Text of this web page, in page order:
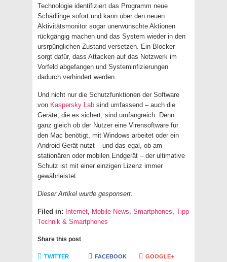
Technologie identifiziert das Programm neue
Schädlinge sofort und kann über den neuen
Aktivitätsmonitor sogar unerwünschte Aktionen
rückgängig machen und das System wieder in den
ursrpünglichen Zustand versetzen. Ein Blocker
sorgt dafür, dass Attacken auf das Netzwerk im
Vorfeld abgefangen und Systeminfizierungen
dadurch verhindert werden.
Und nicht nur die Schutzfunktionen der Software
von Kaspersky Lab sind umfassend – auch die
Geräte, die es sichert, sind umfangreich: Denn
ganz gleich ob der Nutzer eine Virensoftware für
den Mac benötigt, mit Windows arbeitet oder ein
Android-Gerät nutzt – und das egal, ob am
stationären oder mobilen Endgerät – der ultimative
Schutz ist mit einer einzigen Lizenz immer
gewährleistet.
Dieser Artikel wurde gesponsert.
Filed in: Internet, Mobile News, Smartphones, Tipp
Technik & Smartphones
Share this post
TWITTER FACEBOOK GOOGLE+